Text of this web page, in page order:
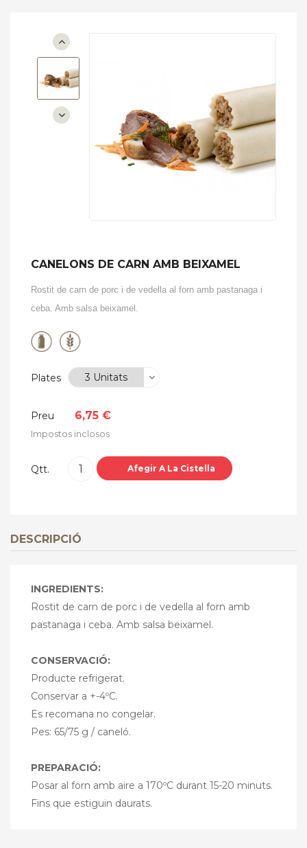
CANELONS DE CARN AMB BEIXAMEL
Rostit de carn de porc i de vedella al forn amb pastanaga i
ceba. Amb salsa beixamel.
Plates
Preu 6,75 €
Impostos inclosos
Qtt. Afegir A La Cistella
DESCRIPCIÓ
INGREDIENTS:
Rostit de carn de porc i de vedella al forn amb
pastanaga i ceba. Amb salsa beixamel.
CONSERVACIÓ:
Producte refrigerat.
Conservar a +-4ºC.
Es recomana no congelar.
Pes: 65/75 g / caneló.
PREPARACIÓ:
Posar al forn amb aire a 170ºC durant 15-20 minuts.
Fins que estiguin daurats.